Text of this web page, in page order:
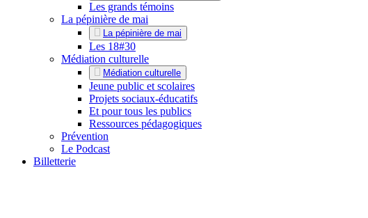
Les grands témoins
La pépinière de mai
La pépinière de mai
Les 18#30
Médiation culturelle
Médiation culturelle
Jeune public et scolaires
Projets sociaux-éducatifs
Et pour tous les publics
Ressources pédagogiques
Prévention
Le Podcast
Billetterie